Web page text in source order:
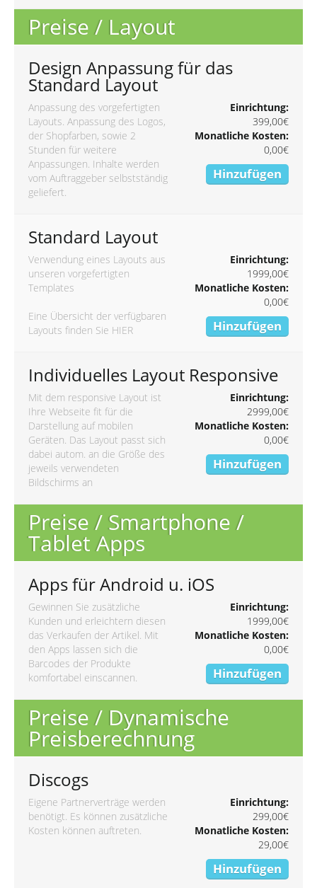
Preise / Layout
Design Anpassung für das
Standard Layout
Anpassung des vorgefertigten
Layouts. Anpassung des Logos,
der Shopfarben, sowie 2
Stunden für weitere
Anpassungen. Inhalte werden
vom Auftraggeber selbstständig
geliefert.
Einrichtung:
399,00€
Monatliche Kosten:
0,00€
Hinzufügen
Standard Layout
Verwendung eines Layouts aus
unseren vorgefertigten
Templates
Eine Übersicht der verfügbaren
Layouts finden Sie HIER
Einrichtung:
1999,00€
Monatliche Kosten:
0,00€
Hinzufügen
Individuelles Layout Responsive
Mit dem responsive Layout ist
Ihre Webseite fit für die
Darstellung auf mobilen
Geräten. Das Layout passt sich
dabei autom. an die Größe des
jeweils verwendeten
Bildschirms an
Einrichtung:
2999,00€
Monatliche Kosten:
0,00€
Hinzufügen
Preise / Smartphone /
Tablet Apps
Apps für Android u. iOS
Gewinnen Sie zusätzliche
Kunden und erleichtern diesen
das Verkaufen der Artikel. Mit
den Apps lassen sich die
Barcodes der Produkte
komfortabel einscannen.
Einrichtung:
1999,00€
Monatliche Kosten:
0,00€
Hinzufügen
Preise / Dynamische
Preisberechnung
Discogs
Eigene Partnerverträge werden
benötigt. Es können zusätzliche
Kosten können auftreten.
Einrichtung:
299,00€
Monatliche Kosten:
29,00€
Hinzufügen